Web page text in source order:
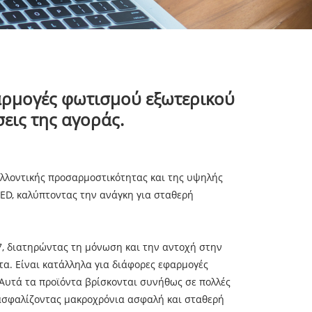
φωτισμού εξωτερικού
της αγοράς.
προσαρμοστικότητας και της υψηλής
καλύπτοντας την ανάγκη για σταθερή
διατηρώντας τη μόνωση και την αντοχή στην
Είναι κατάλληλα για διάφορες εφαρμογές
τα προϊόντα βρίσκονται συνήθως σε πολλές
μακροχρόνια ασφαλή και σταθερή